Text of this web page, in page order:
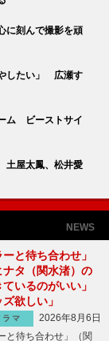
に刻んで撮影を頑
したい」 広瀬す
ム ビーストサイ
土屋太鳳、松井愛
NEWS
と待ち合わせ」
ナタ（関水渚）の
いるのがいい」
欲しい」
ラマ
2026年8月6日
と待ち合わせ」（関